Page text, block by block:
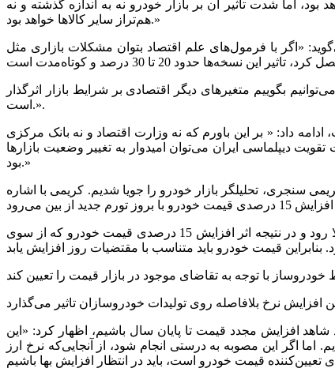
بود، اما شدت تاثیر آن بر بازار خودرو نه به اندازه گذشته و نه
هم‌تراز سایر کالاها خواهد بود.»
«اگر با فرمول‌های علم اقتصاد بتوان مشکلات بازاری مثل
بگوییم متغیرهای دیگر اقتصادی بر شرایط بازار اثرگذار
است.».
داد: « بر این باورم که نه وزارت اقتصاد و نه بانک مرکزی
دیپلماسی ایران می‌توان امیدوار به تغییر وضعیت بازارها
بود.»
سنجری، تحلیلگر بازار خودرو را جویا شدیم. کریمی با اشاره
وی در این باره توضیح داد: «وقتی نرخ ارز افزایش پیدا کرده، طبیعی است که نرخ مواد اولیه و قطعات لازم که با نرخ ارز محاسبه می‌شوند، بالا رود و در نتیجه اثر افزایش 15 درصدی قیمت خودرو که از سوی
صورت بگیرد، در نتیجه باید شاهد افزایش مجدد قیمت تا پایان سال باشیم، اظهار کرد: «این
اگر این مصوبه به درستی انجام شود، از آنجایی‌که نرخ ارز